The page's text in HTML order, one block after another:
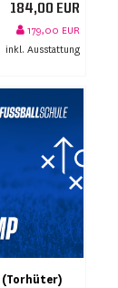
184,00 EUR
179,00 EUR
inkl. Ausstattung
(Torhüter)